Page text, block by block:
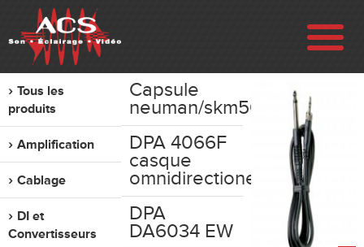
ENTREPRISE
RÉALISATIONS
VENTE
Tous les
produits
Amplification
Cablage
DI et
Convertisseurs
Capsule
neuman/skm5000
DPA 4066F
casque
omnidirectionel
DPA
DA6034 EW